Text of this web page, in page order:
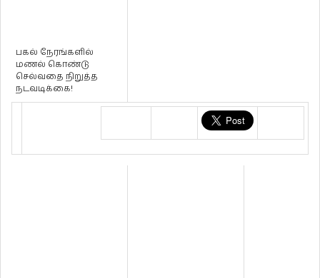
பகல் நேரங்களில்
மணல் கொண்டு
செல்வதை நிறுத்த
நடவடிக்கை!